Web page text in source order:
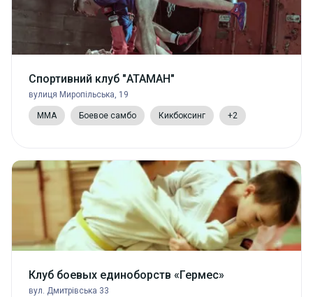
Спортивний клуб "АТАМАН"
вулиця Миропільська, 19
MMA Боевое самбо Кикбоксинг +2
Клуб боевых единоборств «Гермес»
вул. Дмитрівська 33